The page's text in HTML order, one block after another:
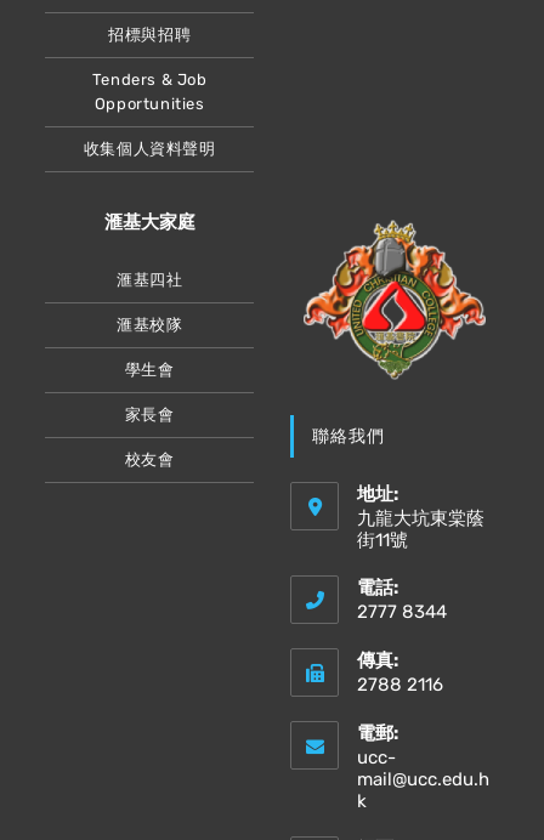
招標與招聘
Tenders & Job
Opportunities
收集個人資料聲明
滙基大家庭
滙基四社
滙基校隊
學生會
家長會
校友會
聯絡我們
地址:
九龍大坑東棠蔭
街11號
電話:
2777 8344
傳真:
2788 2116
電郵:
ucc-
mail@ucc.edu.h
k